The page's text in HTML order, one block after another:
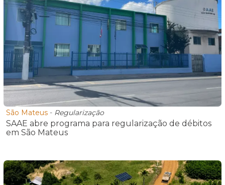
São Mateus - Regularização
SAAE abre programa para regularização de débitos
em São Mateus